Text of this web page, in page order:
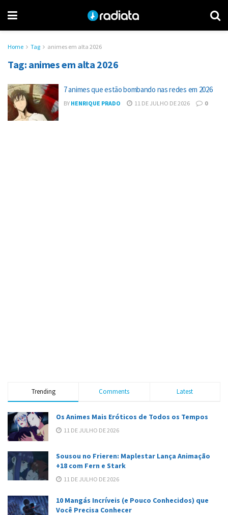
Home Tag animes em alta 2026
Tag: animes em alta 2026
7 animes que estão bombando nas redes em 2026
BY HENRIQUE PRADO 11 DE JULHO DE 2026 0
Trending Comments Latest
Os Animes Mais Eróticos de Todos os Tempos
11 DE JULHO DE 2026
Sousou no Frieren: Maplestar Lança Animação
+18 com Fern e Stark
11 DE JULHO DE 2026
10 Mangás Incríveis (e Pouco Conhecidos) que
Você Precisa Conhecer